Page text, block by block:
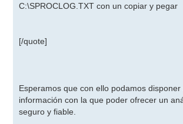
C:\SPROCLOG.TXT con un copiar y pegar
[/quote]
Esperamos que con ello podamos
información con la que poder ofrecer un
seguro y fiable.